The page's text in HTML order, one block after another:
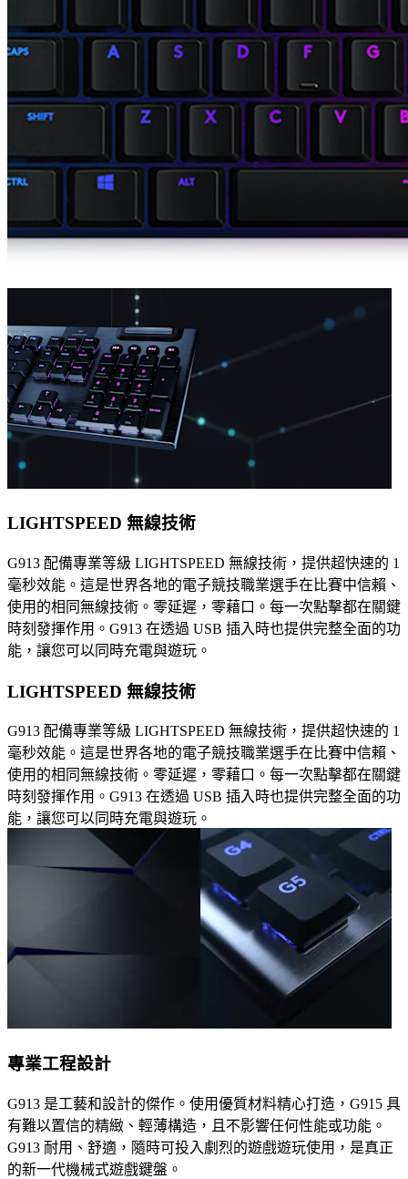
LIGHTSPEED 無線技術
G913 配備專業等級 LIGHTSPEED 無線技術，提供超快速的 1
毫秒效能。這是世界各地的電子競技職業選手在比賽中信賴、
使用的相同無線技術。零延遲，零藉口。每一次點擊都在關鍵
時刻發揮作用。G913 在透過 USB 插入時也提供完整全面的功
能，讓您可以同時充電與遊玩。
LIGHTSPEED 無線技術
G913 配備專業等級 LIGHTSPEED 無線技術，提供超快速的 1
毫秒效能。這是世界各地的電子競技職業選手在比賽中信賴、
使用的相同無線技術。零延遲，零藉口。每一次點擊都在關鍵
時刻發揮作用。G913 在透過 USB 插入時也提供完整全面的功
能，讓您可以同時充電與遊玩。
專業工程設計
G913 是工藝和設計的傑作。使用優質材料精心打造，G915 具
有難以置信的精緻、輕薄構造，且不影響任何性能或功能。
G913 耐用、舒適，隨時可投入劇烈的遊戲遊玩使用，是真正
的新一代機械式遊戲鍵盤。